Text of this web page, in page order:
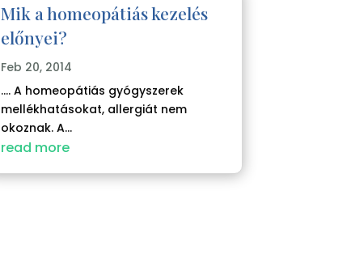
Mik a homeopátiás kezelés
előnyei?
Feb 20, 2014
.... A homeopátiás gyógyszerek
mellékhatásokat, allergiát nem
okoznak. A...
read more